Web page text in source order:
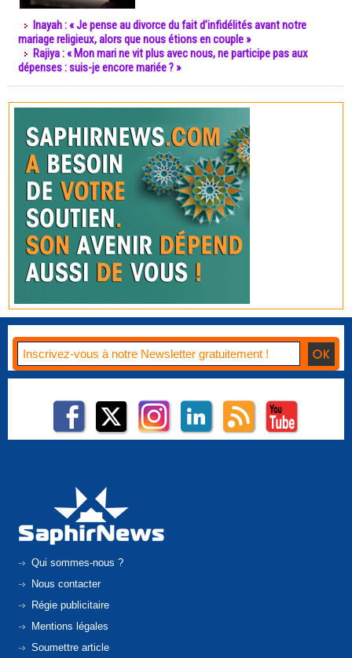
Inayah : « Je pense au divorce du fait d’infidélités avant notre
mariage religieux, alors que nous étions en couple »
Rajiya : « Mon mari ne vit plus avec nous, ne participe pas aux
dépenses : suis-je encore mariée ? »
Qui sommes-nous ?
Nous contacter
Régie publicitaire
Mentions légales
Soumettre article